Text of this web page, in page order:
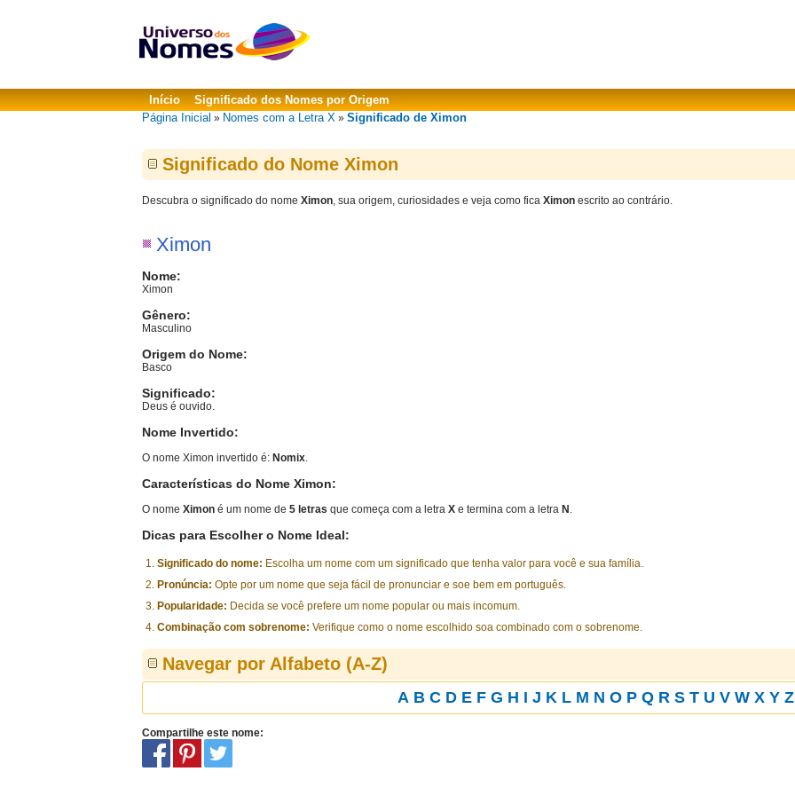
Início
Significado dos Nomes por Origem
Página Inicial » Nomes com a Letra X » Significado de Ximon
Significado do Nome Ximon
Descubra o significado do nome Ximon, sua origem, curiosidades e veja como fica Ximon escrito ao contrário.
Ximon
Nome:
Ximon
Gênero:
Masculino
Origem do Nome:
Basco
Significado:
Deus é ouvido.
Nome Invertido:
O nome Ximon invertido é: Nomix.
Características do Nome Ximon:
O nome Ximon é um nome de 5 letras que começa com a letra X e termina com a letra N .
Dicas para Escolher o Nome Ideal:
Significado do nome: Escolha um nome com um significado que tenha valor para você e sua família.
Pronúncia: Opte por um nome que seja fácil de pronunciar e soe bem em português.
Popularidade: Decida se você prefere um nome popular ou mais incomum.
Combinação com sobrenome: Verifique como o nome escolhido soa combinado com o sobrenome.
Navegar por Alfabeto (A-Z)
A B C D E F G H I J K L M N O P Q R S T U V W X Y Z
Compartilhe este nome: